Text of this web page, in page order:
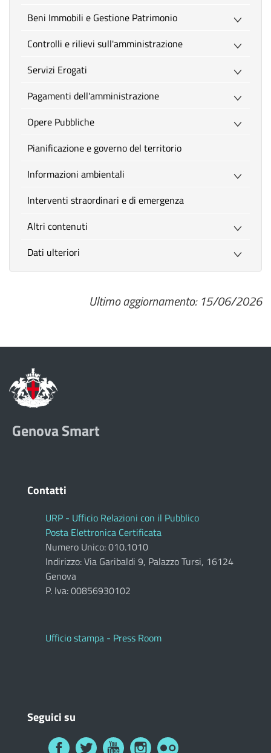
Beni Immobili e Gestione Patrimonio
Controlli e rilievi sull'amministrazione
Servizi Erogati
Pagamenti dell'amministrazione
Opere Pubbliche
Pianificazione e governo del territorio
Informazioni ambientali
Interventi straordinari e di emergenza
Altri contenuti
Dati ulteriori
Ultimo aggiornamento: 15/06/2026
Genova Smart
Contatti
URP - Ufficio Relazioni con il Pubblico
Posta Elettronica Certificata
Numero Unico: 010.1010
Indirizzo: Via Garibaldi 9, Palazzo Tursi, 16124
Genova
P. Iva: 00856930102
Ufficio stampa - Press Room
Seguici su